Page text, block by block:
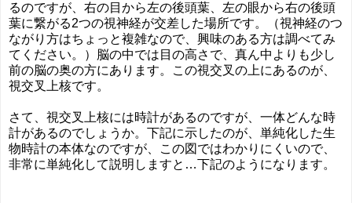
るのですが、右の目から左の後頭葉、左の眼から右の後頭
葉に繋がる2つの視神経が交差した場所です。（視神経のつ
ながり方はちょっと複雑なので、興味のある方は調べてみ
てください。）脳の中では目の高さで、真ん中よりも少し
前の脳の奥の方にあります。この視交叉の上にあるのが、
視交叉上核です。
さて、視交叉上核には時計があるのですが、一体どんな時
計があるのでしょうか。下記に示したのが、単純化した生
物時計の本体なのですが、この図ではわかりにくいので、
非常に単純化して説明しますと…下記のようになります。